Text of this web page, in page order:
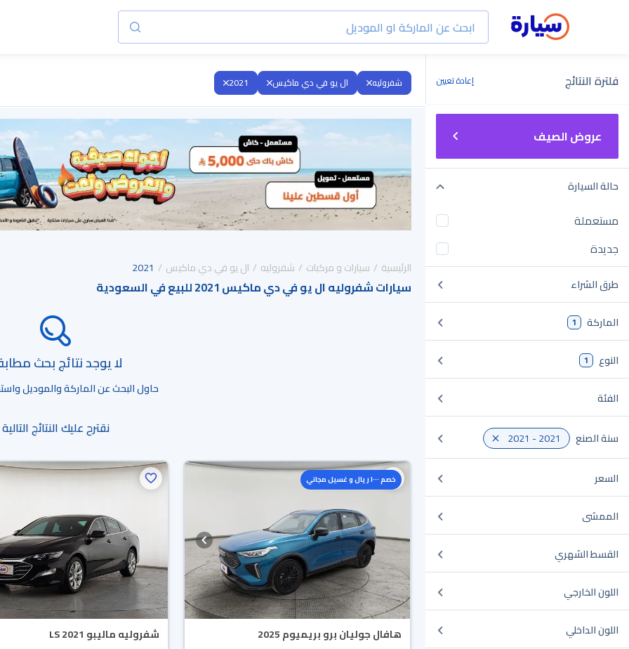
فلترة النتائج إعادة تعيين
عروض الصيف
حالة السيارة
مستعملة
جديدة
طرق الشراء
الماركة 1
النوع 1
الفئة
سنة الصنع 2021 - 2021
السعر
الممشى
القسط الشهري
اللون الخارجي
اللون الداخلي
شفروليه ال يو في دي ماكيس 2021
الرئيسية سيارات و مركبات شفروليه ال يو في دي ماكيس 2021
سيارات شفروليه ال يو في دي ماكيس 2021 للبيع في السعودية
لا يوجد نتائج بحث
حاول البحث عن الماركة والموديل
نقترح عليك النتائج التالية
خصم ١٠٠٠ ريال و غسيل مجاني
هافال جوليان برو بريميوم 2025 شفروليه ماليبو LS 2021